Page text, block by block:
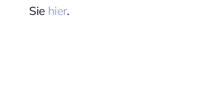
Sie hier.